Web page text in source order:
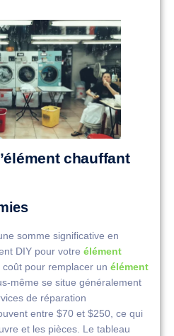
chauffant
somme significative en
DIY pour votre élément
coût pour remplacer un élément
même se situe généralement
de réparation
entre $70 et $250, ce qui
et les pièces. Le tableau